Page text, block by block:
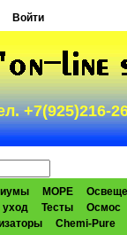
Войти
+7(925)216-
МОРЕ
уход Тесты
Осмос
Chemi-Pure